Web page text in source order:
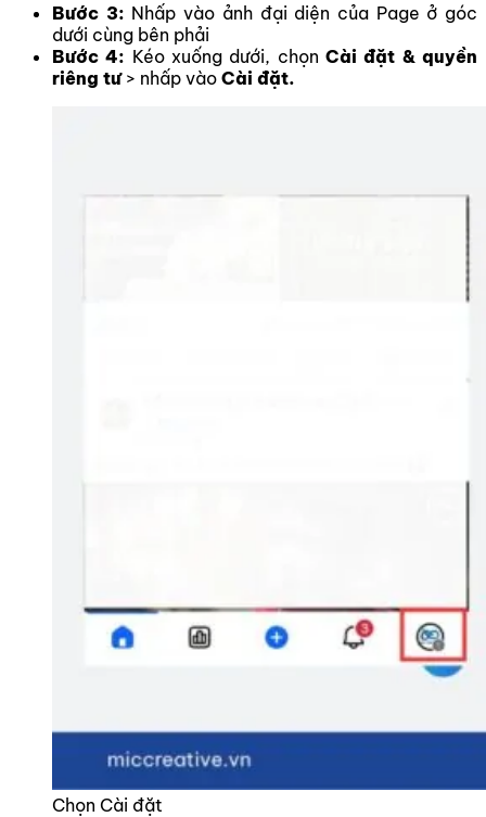
Bước 3: Nhấp vào ảnh đại diện của Page ở góc
dưới cùng bên phải
Bước 4: Kéo xuống dưới, chọn Cài đặt & quyền
riêng tư> nhấp vào Cài đặt.
Chọn Cài đặt